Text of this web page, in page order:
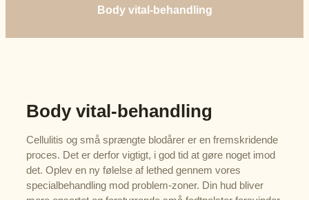
Body vital-behandling
Body vital-behandling
Cellulitis og små sprængte blodårer er en fremskridende
proces. Det er derfor vigtigt, i god tid at gøre noget imod
det. Oplev en ny følelse af lethed gennem vores
specialbehandling mod problem-zoner. Din hud bliver